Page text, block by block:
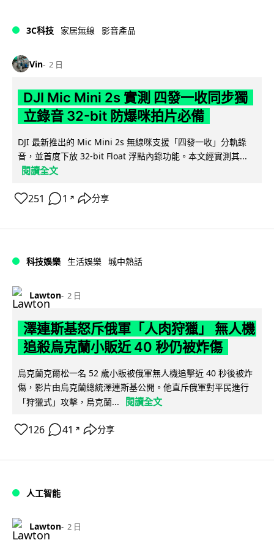
3C科技 家居無線 影音產品
Vin 2 日
DJI Mic Mini 2s 實測 四發一收同步獨
立錄音 32-bit 防爆咪拍片必備
DJI 最新推出的 Mic Mini 2s 無線咪支援「四發一收」分軌錄
音，並首度下放 32-bit Float 浮點內錄功能。本文經實測其...
閱讀全文
251 1 ↗ 分享
科技娛樂 生活娛樂 城中熱話
Lawton 2 日
澤連斯基怒斥俄軍「人肉狩獵」 無人機
追殺烏克蘭小販近 40 秒仍被炸傷
烏克蘭克爾松一名 52 歲小販被俄軍無人機追擊近 40 秒後被炸
傷，影片由烏克蘭總統澤連斯基公開。他直斥俄軍對平民進行
「狩獵式」攻擊，烏克蘭...
閱讀全文
126 41 ↗ 分享
人工智能
Lawton 2 日